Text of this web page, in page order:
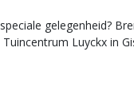
gelegenheid?
Luyckx in